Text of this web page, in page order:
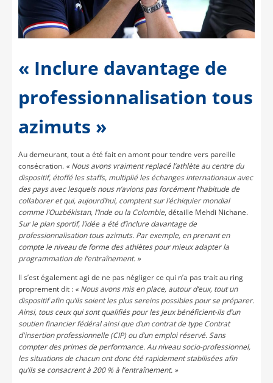
« Inclure davantage de
professionnalisation tous
azimuts »
Au demeurant, tout a été fait en amont pour tendre vers pareille
consécration. « Nous avons vraiment replacé l’athlète au centre du
dispositif, étoffé les staffs, multiplié les échanges internationaux avec
des pays avec lesquels nous n’avions pas forcément l’habitude de
collaborer et qui, aujourd’hui, comptent sur l’échiquier mondial
comme l’Ouzbékistan, l’Inde ou la Colombie, détaille Mehdi Nichane.
Sur le plan sportif, l’idée a été d’inclure davantage de
professionnalisation tous azimuts. Par exemple, en prenant en
compte le niveau de forme des athlètes pour mieux adapter la
programmation de l’entraînement. »
Il s’est également agi de ne pas négliger ce qui n’a pas trait au ring
proprement dit : « Nous avons mis en place, autour d’eux, tout un
dispositif afin qu’ils soient les plus sereins possibles pour se préparer.
Ainsi, tous ceux qui sont qualifiés pour les Jeux bénéficient-ils d’un
soutien financier fédéral ainsi que d’un contrat de type Contrat
d'insertion professionnelle (CIP) ou d’un emploi réservé. Sans
compter des primes de performance. Au niveau socio-professionnel,
les situations de chacun ont donc été rapidement stabilisées afin
qu’ils se consacrent à 200 % à l’entraînement. »